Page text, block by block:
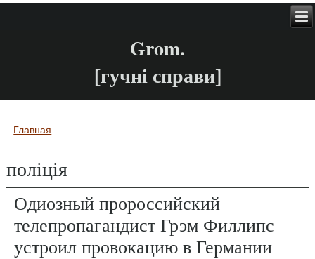
Grom.
[гучні справи]
Вы здесь
Главная
поліція
Одиозный пророссийский
телепропагандист Грэм Филлипс
устроил провокацию в Германии